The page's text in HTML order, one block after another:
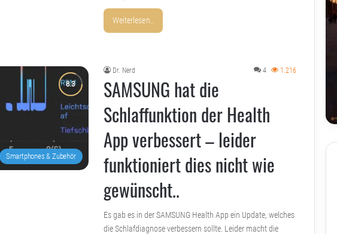
Weiterlesen..
Smartphones & Zubehör
Dr. Nerd 4 1.216
SAMSUNG hat die
Schlaffunktion der Health
App verbessert – leider
funktioniert dies nicht wie
gewünscht..
Es gab es in der SAMSUNG Health App ein Update, welches
die Schlafdiagnose verbessern sollte. Leider macht die